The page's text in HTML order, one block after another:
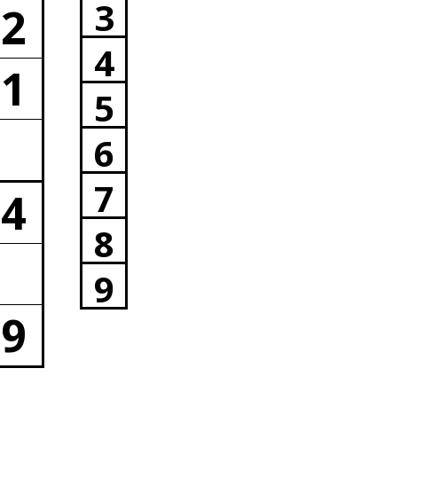
2
1
4
9
3
4
5
6
7
8
9